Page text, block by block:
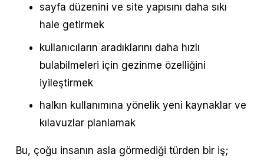
sayfa düzenini ve site yapısını daha sıkı
hale getirmek
kullanıcıların aradıklarını daha hızlı
bulabilmeleri için gezinme özelliğini
iyileştirmek
halkın kullanımına yönelik yeni kaynaklar ve
kılavuzlar planlamak
Bu, çoğu insanın asla görmediği türden bir iş;